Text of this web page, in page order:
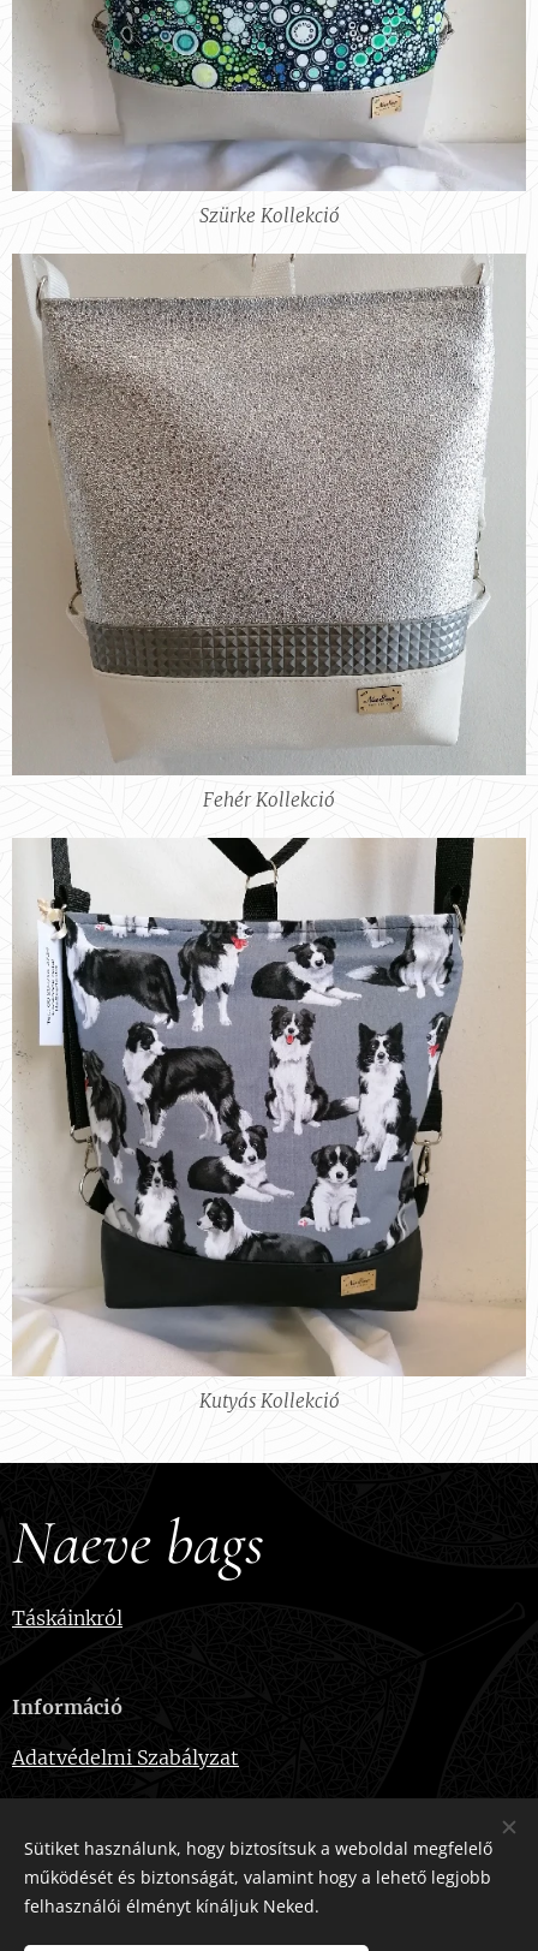
Szürke Kollekció
Fehér Kollekció
Kutyás Kollekció
Naeve bags
Táskáinkról
Információ
Adatvédelmi Szabályzat
Elérhetőségek
Sütiket használunk, hogy biztosítsuk a weboldal megfelelő
működését és biztonságát, valamint hogy a lehető legjobb
felhasználói élményt kínáljuk Neked.